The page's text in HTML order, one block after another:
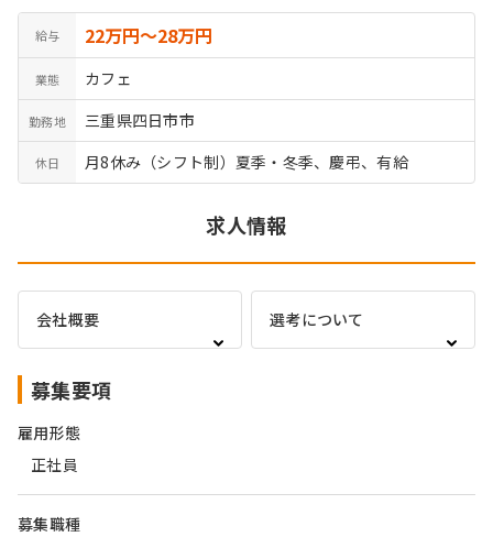
給与 22万円〜28万円
業態 カフェ
勤務地 三重県四日市市
休日 月8休み（シフト制）夏季・冬季、慶弔、有給
求人情報
会社概要 選考について
募集要項
雇用形態
正社員
募集職種